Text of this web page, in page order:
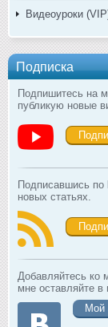
Видеоуроки
Подписка
Подпишитесь на
публикую новые
Подписавшись по
новых статьях.
Добавляйтесь ко
мне оставляйте в
Мой